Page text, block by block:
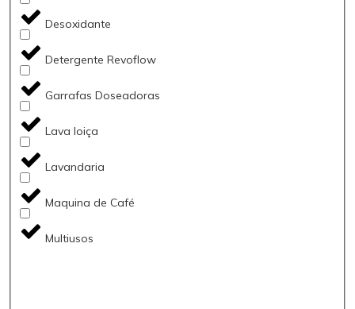
Desoxidante
Detergente Revoflow
Garrafas Doseadoras
Lava loiça
Lavandaria
Maquina de Café
Multiusos